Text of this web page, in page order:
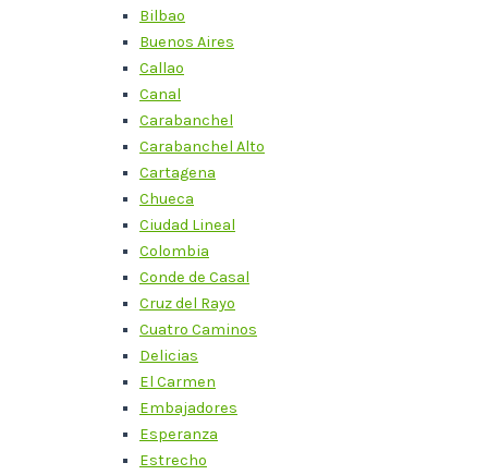
Bilbao
Buenos Aires
Callao
Canal
Carabanchel
Carabanchel Alto
Cartagena
Chueca
Ciudad Lineal
Colombia
Conde de Casal
Cruz del Rayo
Cuatro Caminos
Delicias
El Carmen
Embajadores
Esperanza
Estrecho